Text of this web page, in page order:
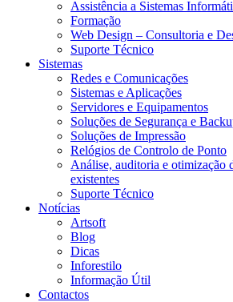
Assistência a Sistemas
Formação
Web Design – Consultoria e
Suporte Técnico
Sistemas
Redes e Comunicações
Sistemas e Aplicações
Servidores e Equipamentos
Soluções de Segurança e
Soluções de Impressão
Relógios de Controlo de Ponto
Análise, auditoria e otimização
existentes
Suporte Técnico
Notícias
Artsoft
Blog
Dicas
Inforestilo
Informação Útil
Contactos